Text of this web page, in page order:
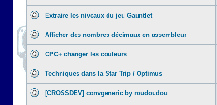
Extraire les niveaux du jeu Gauntlet
Afficher des nombres décimaux en assembleur
CPC+ changer les couleurs
Techniques dans la Star Trip / Optimus
[CROSSDEV] convgeneric by roudoudou